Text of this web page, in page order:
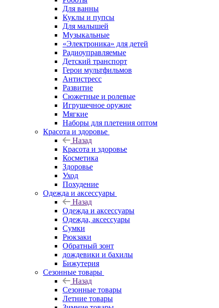
Для ванны
Куклы и пупсы
Для малышей
Музыкальные
«Электроника» для детей
Радиоуправляемые
Детский транспорт
Герои мультфильмов
Антистресс
Развитие
Сюжетные и ролевые
Игрушечное оружие
Мягкие
Наборы для плетения оптом
Красота и здоровье
Назад
Красота и здоровье
Косметика
Здоровье
Уход
Похудение
Одежда и аксессуары
Назад
Одежда и аксессуары
Одежда, аксессуары
Сумки
Рюкзаки
Обратный зонт
дождевики и бахилы
Бижутерия
Сезонные товары
Назад
Сезонные товары
Летние товары